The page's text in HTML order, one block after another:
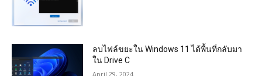
ลบไฟล์ขยะใน Windows 11 ได้พื้นที่กลับมา
ใน Drive C
April 29, 2024